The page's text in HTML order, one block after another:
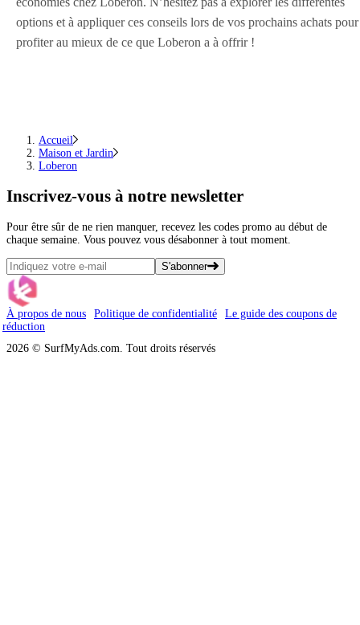
options et à appliquer ces conseils lors de vos prochains achats pour
profiter au mieux de ce que Loberon a à offrir !
Accueil
Maison et Jardin
Loberon
Inscrivez-vous à notre newsletter
Pour être sûr de ne rien manquer, recevez les codes promo au début de
chaque semaine. Vous pouvez vous désabonner à tout moment.
S'abonner
À propos de nous Politique de confidentialité
Le guide des coupons de
réduction
2026 © SurfMyAds.com. Tout droits réservés